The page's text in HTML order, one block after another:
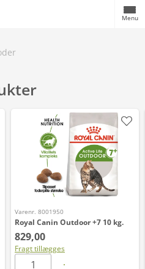
Menu
Varenr. 8001950
Royal Canin Outdoor +7 10 kg.
829,00
Fragt tillægges